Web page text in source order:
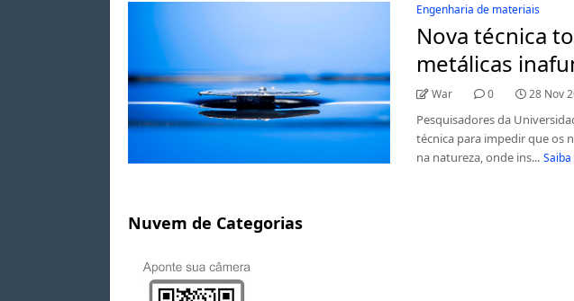
Engenharia de materiais
Nova técnica
metálicas
War 0 28 Nov
Pesquisadores da
técnica para impedir que os
na natureza, onde ins...
Nuvem de Categorias